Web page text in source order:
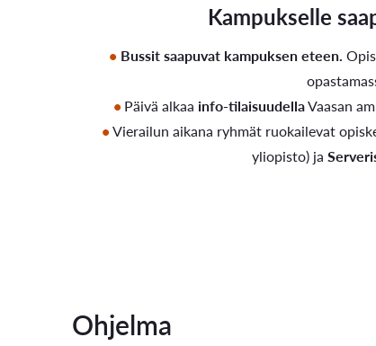
Kampukselle
Bussit saapuvat kampuksen eteen.
Päivä alkaa info-tilaisuudellaVaasan
Vierailun aikana ryhmät ruokailevat
yliopisto) ja
Ohjelma